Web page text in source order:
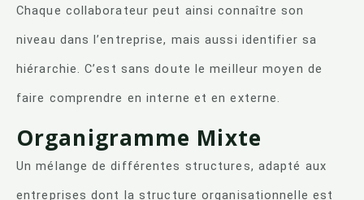
Chaque collaborateur peut ainsi connaître son
niveau dans l’entreprise, mais aussi identifier sa
hiérarchie. C’est sans doute le meilleur moyen de
faire comprendre en interne et en externe.
Organigramme Mixte
Un mélange de différentes structures, adapté aux
entreprises dont la structure organisationnelle est